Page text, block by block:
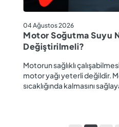
04 Ağustos 2026
Motor Soğutma Suyu
Değiştirilmeli?
Motorun sağlıklı
motor yağı yeterli değildir.
sıcaklığında kalmasını
önem taşır. Düzenli olarak